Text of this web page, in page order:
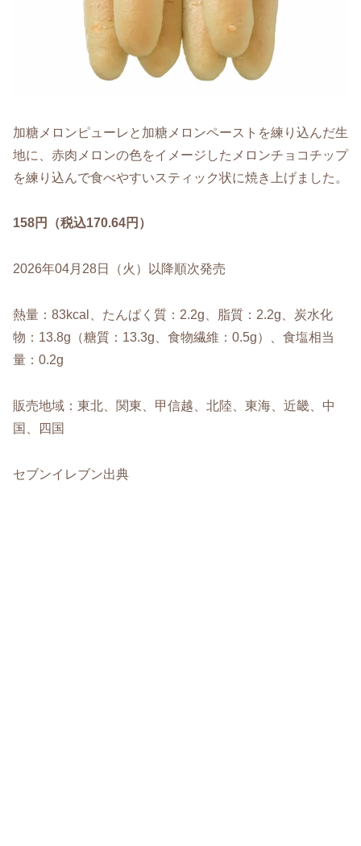
加糖メロンピューレと加糖メロンペーストを練り込んだ生
地に、赤肉メロンの色をイメージしたメロンチョコチップ
を練り込んで食べやすいスティック状に焼き上げました。
158円（税込170.64円）
2026年04月28日（火）以降順次発売
熱量：83kcal、たんぱく質：2.2g、脂質：2.2g、炭水化
物：13.8g（糖質：13.3g、食物繊維：0.5g）、食塩相当
量：0.2g
販売地域：東北、関東、甲信越、北陸、東海、近畿、中
国、四国
セブンイレブン出典